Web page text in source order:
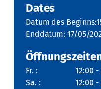
Dates
Datum des
Enddatum: 17/05/
Fr. :
12:00 -
Sa. :
12:00 -